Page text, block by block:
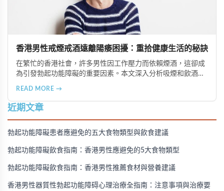
香港男性戒煙戒酒遠離陽痿困擾：重拾健康生活的秘訣
在繁忙的香港社會，許多男性因工作壓力而依賴煙酒，這卻成
為引發勃起功能障礙的重要因素。本文深入分析吸煙和飲酒對
READ MORE →
近期文章
勃起功能障礙患者應避免的五大食物類型與飲食建議
勃起功能障礙飲食指南：香港男性應避免的5大食物類型
勃起功能障礙飲食指南：香港男性推薦食材與營養建議
香港男性器質性勃起功能障碍心理治療全指南：注意事項與治療要